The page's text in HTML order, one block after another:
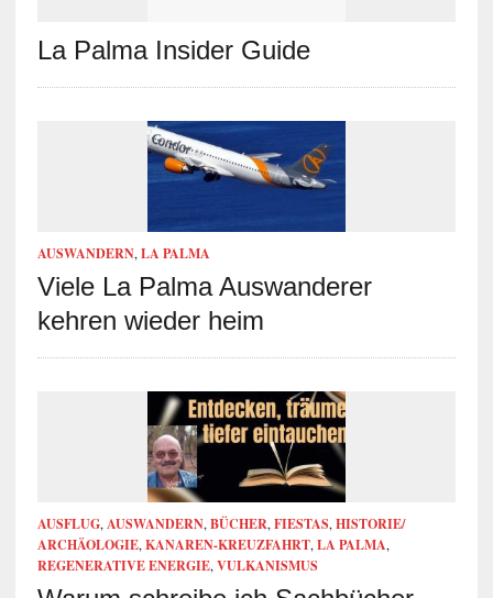
La Palma Insider Guide
AUSWANDERN, LA PALMA
Viele La Palma Auswanderer
kehren wieder heim
AUSFLUG, AUSWANDERN, BÜCHER, FIESTAS, HISTORIE/
ARCHÄOLOGIE, KANAREN-KREUZFAHRT, LA PALMA,
REGENERATIVE ENERGIE, VULKANISMUS